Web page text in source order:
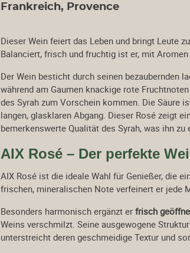
Bordeaux
Château Branaire-
Ducru
Gaffeliére
Château Couhaines
Château d' Aiguilhe
Château des Cerons
Château Haut-Brisson
Château Lagrange á
Pomerol
Château Le Bordieu
Château Léoville
Barton
Frankreich, Provence
Dieser Wein feiert das Leben und bringt Leute
Balanciert, frisch und fruchtig ist er, mit
Der Wein besticht durch seinen bezaubernden
während am Gaumen knackige rote
des Syrah zum Vorschein kommen. Die Säure
langen, glasklaren Abgang. Dieser Rosé zeigt
bemerkenswerte Qualität des Syrah, was ihn
AIX Rosé – Der perfekte
AIX Rosé ist die ideale Wahl für Genießer, die
frischen, mineralischen Note verfeinert er jede
Besonders harmonisch ergänzt er frisch
Weins verschmilzt. Seine ausgewogene
unterstreicht deren geschmeidige Textur und